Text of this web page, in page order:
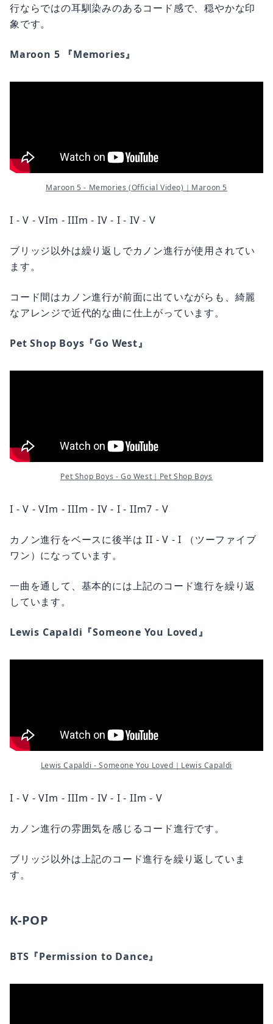
行ならではの耳馴染みのあるコード感で、穏やかな印
象です。
Maroon 5 『Memories』
Maroon 5 - Memories (Official Video)｜Maroon 5
I - V - VIm - IIIm - IV - I - IV - V
ブリッジ以外は繰り返しでカノン進行が使用されてい
ます。
コード間はカノン進行が前面に出ていながらも、綺麗
なアレンジで近代的な曲に仕上がっています。
Pet Shop Boys『Go West』
Pet Shop Boys - Go West｜Pet Shop Boys
I - V - VIm - IIIm - IV - I - IIm7 - V
カノン進行をベースに後半は II - V - I （ツーファイブ
ワン）になっています。
一曲を通して、基本的には上記のコード進行を繰り返
しています。
Lewis Capaldi『Someone You Loved』
Lewis Capaldi - Someone You Loved｜Lewis Capaldi
I - V - VIm - IIIm - IV - I - IIm - V
カノン進行の雰囲気を感じるコード進行です。
ブリッジ以外は上記のコード進行を繰り返していま
す。
K-POP
BTS『Permission to Dance』